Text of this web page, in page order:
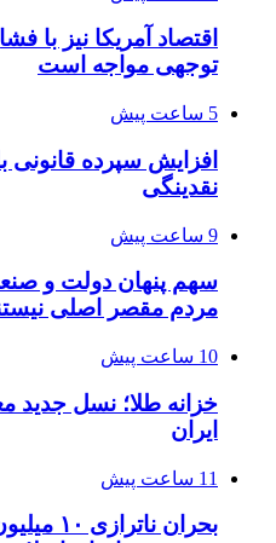
اقتصاد آمریکا نیز با
توجهی مواجه است
5 ساعت پیش
افزایش سپرده قانونی
نقدینگی
9 ساعت پیش
سهم پنهان دولت و صنعت
مردم مقصر اصلی
10 ساعت پیش
خزانه طلا؛ نسل جدید
ایران
11 ساعت پیش
بحران